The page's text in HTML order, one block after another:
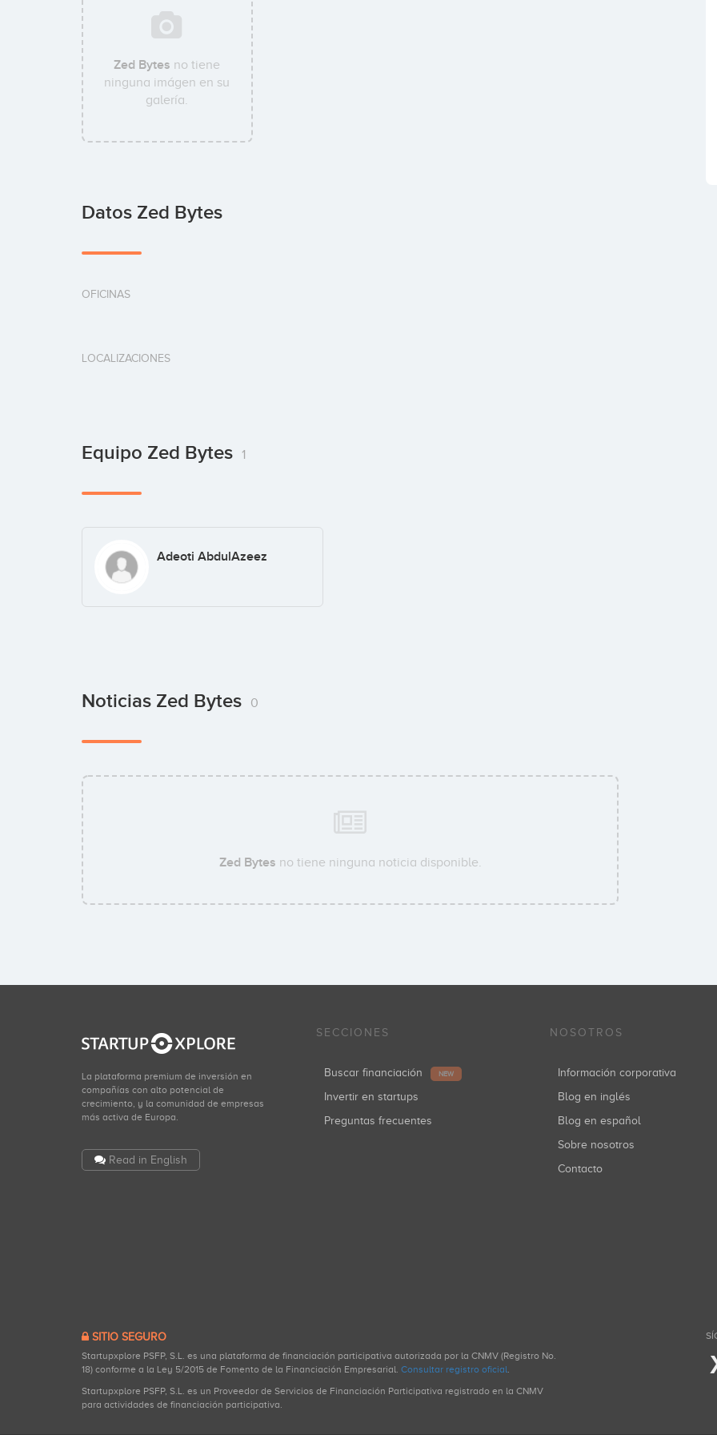
Zed Bytes no tiene
ninguna imágen en su
galería.
Datos Zed Bytes
OFICINAS
LOCALIZACIONES
Equipo Zed Bytes 1
Adeoti AbdulAzeez
Noticias Zed Bytes 0
Zed Bytes no tiene ninguna noticia disponible.
La plataforma premium de inversión en
compañías con alto potencial de
crecimiento, y la comunidad de empresas
más activa de Europa.
Read in English
SECCIONES
Buscar financiación NEW
Invertir en startups
Preguntas frecuentes
NOSOTROS
Información corporativa
Blog en inglés
Blog en español
Sobre nosotros
Contacto
SITIO SEGURO
Startupxplore PSFP, S.L. es una plataforma de financiación participativa autorizada por la CNMV (Registro No.
18) conforme a la Ley 5/2015 de Fomento de la Financiación Empresarial. Consultar registro oficial
Startupxplore PSFP, S.L. es un Proveedor de Servicios de Financiación Participativa registrado en la CNMV
para actividades de financiación participativa.